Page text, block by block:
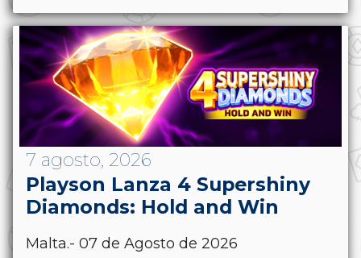
7 agosto, 2026
Playson Lanza 4 Supershiny
Diamonds: Hold and Win
Malta.- 07 de Agosto de 2026